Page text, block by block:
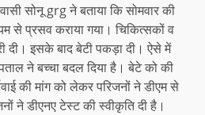
सोनू grg ने बताया कि सोमवार की
से प्रसव कराया गया। चिकित्सकों व
दी। इसके बाद बेटी पकड़ा दी। ऐसे में
ने बच्चा बदल दिया है। बेटे को की
की मांग को लेकर परिजनों ने डीएम से
ने डीएनए टेस्ट की स्वीकृति दी है।